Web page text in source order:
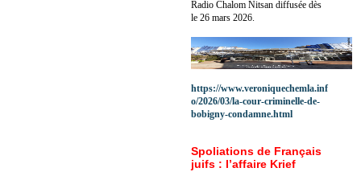
Radio Chalom Nitsan diffusée dès
le 26 mars 2026.
https://www.veroniquechemla.inf
o/2026/03/la-cour-criminelle-de-
bobigny-condamne.html
Spoliations de Français
juifs : l’affaire Krief